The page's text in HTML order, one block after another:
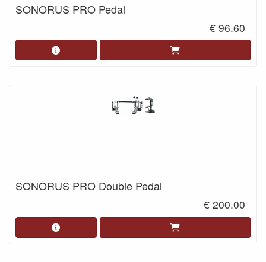
SONORUS PRO Pedal
€ 96.60
SONORUS PRO Double Pedal
€ 200.00